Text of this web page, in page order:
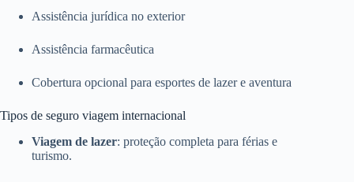
Assistência jurídica no exterior
Assistência farmacêutica
Cobertura opcional para esportes de lazer e aventura
Tipos de seguro viagem internacional
Viagem de lazer: proteção completa para férias e
turismo.